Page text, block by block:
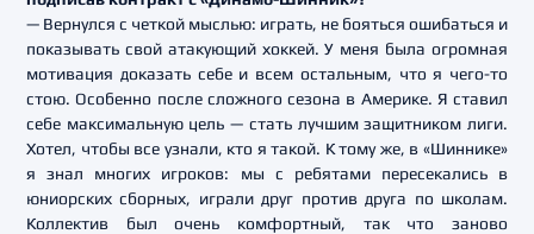
— Вернулся с четкой мыслью: играть, не бояться ошибаться и
показывать свой атакующий хоккей. У меня была огромная
мотивация доказать себе и всем остальным, что я чего-то
стою. Особенно после сложного сезона в Америке. Я ставил
себе максимальную цель — стать лучшим защитником лиги.
Хотел, чтобы все узнали, кто я такой. К тому же, в «Шиннике»
я знал многих игроков: мы с ребятами пересекались в
юниорских сборных, играли друг против друга по школам.
Коллектив был очень комфортный, так что заново